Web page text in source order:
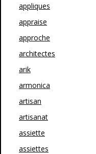
appliques
appraise
approche
architectes
arik
armonica
artisan
artisanat
assiette
assiettes